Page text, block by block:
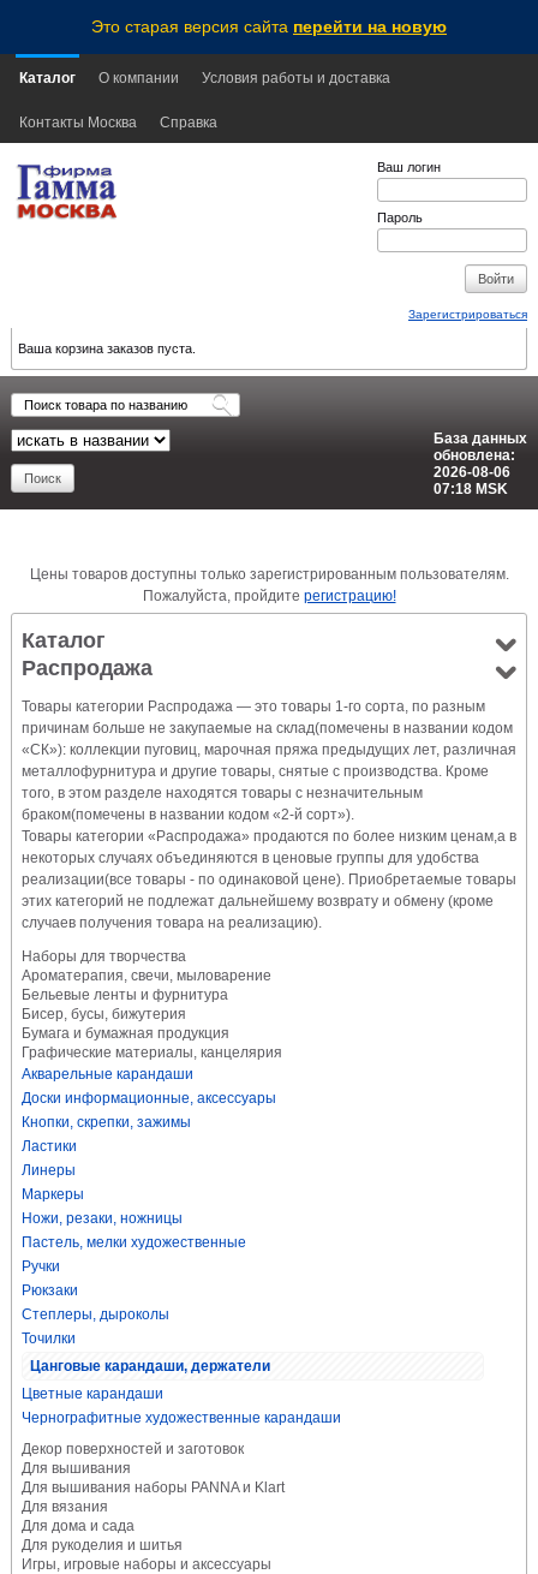
Это старая версия сайта перейти на новую
Каталог О компании Условия работы и доставка
Контакты Москва Справка
Ваш логин
Пароль
Зарегистрироваться
Ваша корзина заказов пуста.
База данных
обновлена:
2026-08-06
07:18 MSK
Цены товаров доступны только зарегистрированным пользователям.
Пожалуйста, пройдите регистрацию!
Каталог
Распродажа
Товары категории Распродажа — это товары 1-го сорта, по разным
причинам больше не закупаемые на склад(помечены в названии кодом
«СК»): коллекции пуговиц, марочная пряжа предыдущих лет, различная
металлофурнитура и другие товары, снятые с производства. Кроме
того, в этом разделе находятся товары с незначительным
браком(помечены в названии кодом «2-й сорт»).
Товары категории «Распродажа» продаются по более низким ценам,а в
некоторых случаях объединяются в ценовые группы для удобства
реализации(все товары - по одинаковой цене). Приобретаемые товары
этих категорий не подлежат дальнейшему возврату и обмену (кроме
случаев получения товара на реализацию).
Наборы для творчества
Ароматерапия, свечи, мыловарение
Бельевые ленты и фурнитура
Бисер, бусы, бижутерия
Бумага и бумажная продукция
Графические материалы, канцелярия
Акварельные карандаши
Доски информационные, аксессуары
Кнопки, скрепки, зажимы
Ластики
Линеры
Маркеры
Ножи, резаки, ножницы
Пастель, мелки художественные
Ручки
Рюкзаки
Степлеры, дыроколы
Точилки
Цанговые карандаши, держатели
Цветные карандаши
Чернографитные художественные карандаши
Декор поверхностей и заготовок
Для вышивания
Для вышивания наборы PANNA и Klart
Для вязания
Для дома и сада
Для рукоделия и шитья
Игры, игровые наборы и аксессуары